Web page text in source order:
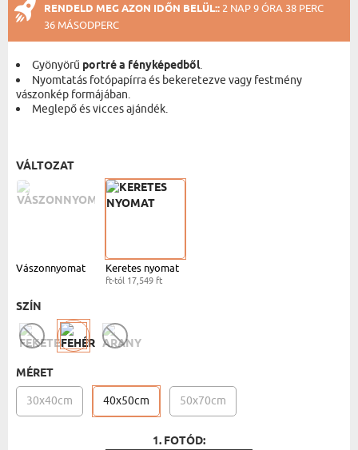
RENDELD MEG AZON IDŐN BELÜL:: 2 NAP 9 ÓRA 38 PERC
36 MÁSODPERC
Gyönyörű portré a fényképedből.
Nyomtatás fotópapírra és bekeretezve vagy festmény
vászonkép formájában.
Meglepő és vicces ajándék.
VÁLTOZAT
Vászonnyomat Keretes nyomat
ft-tól 17,549 ft
SZÍN
MÉRET
30x40cm 40x50cm 50x70cm
1. FOTÓD: